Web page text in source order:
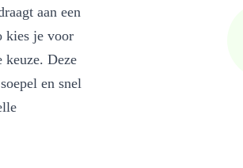
aan een
kies je voor
keuze. Deze
en snel